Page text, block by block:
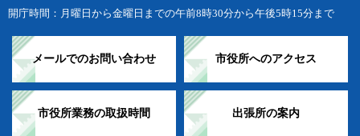
開庁時間：月曜日から金曜日までの午前8時30分から午後5時15分まで
メールでのお問い合わせ 市役所へのアクセス
市役所業務の取扱時間 出張所の案内